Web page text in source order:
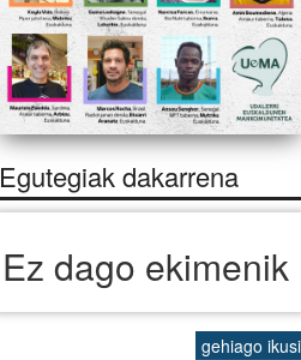
Egutegiak dakarrena
Ez dago ekimenik
gehiago ikusi